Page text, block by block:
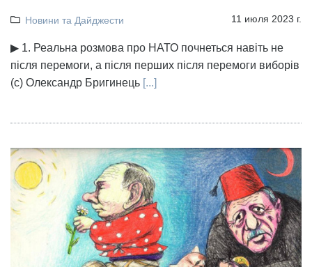
Новини та Дайджести 11 июля 2023 г.
▶ 1. Реальна розмова про НАТО почнеться навіть не
після перемоги, а після перших після перемоги виборів
(с) Олександр Бригинець [...]